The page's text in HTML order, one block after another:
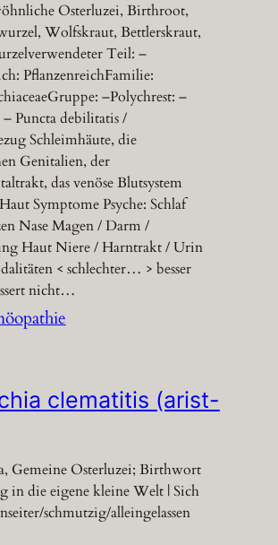
Osterluzei, Birthroot,
Wolfskraut, Bettlerskraut,
Teil: –
PflanzenreichFamilie:
–Polychrest: –
– Puncta debilitatis /
Schleimhäute, die
Genitalien, der
das venöse Blutsystem
Symptome Psyche: Schlaf
Nase Magen / Darm /
Haut Niere / Harntrakt / Urin
< schlechter… > besser
nicht…
clematitis (arist-
Gemeine Osterluzei; Birthwort
in die eigene kleine Welt | Sich
schmutzig/alleingelassen